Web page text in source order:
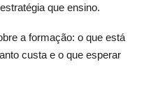
que ensino.
a formação: o que está
custa e o que esperar